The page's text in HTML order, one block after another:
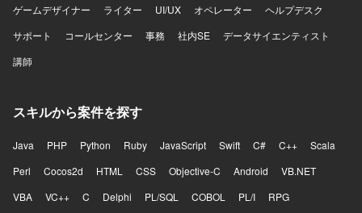
ゲームデザイナー
ライター UI/UX オペレーター
ヘルプデスク
サポート
コールセンター 事務 社内SE
データサイエンティスト
講師
スキルから案件を探す
Java PHP Python Ruby JavaScript Swift C# C++
Scala
Perl
Cocos2d HTML CSS Objective-C Android
VB.NET
VBA
VC++ C Delphi PL/SQL COBOL PL/I
RPG